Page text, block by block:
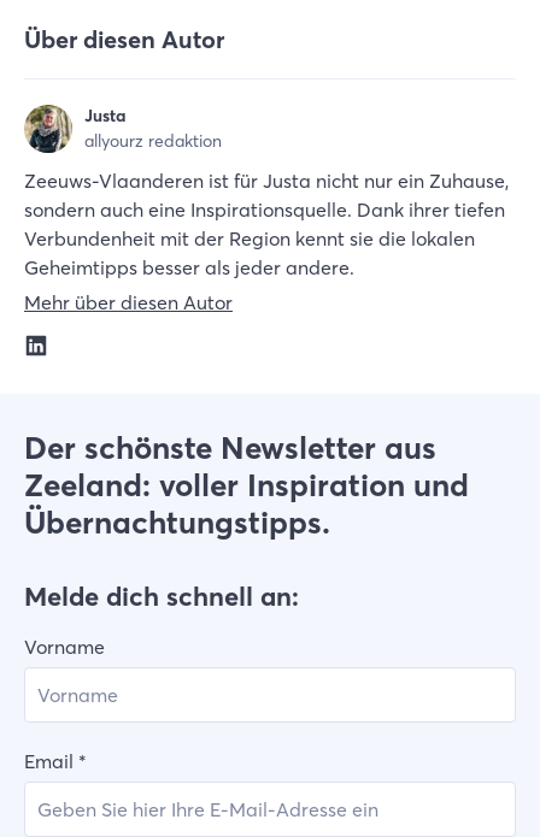
Über diesen Autor
Justa
allyourz redaktion
Zeeuws-Vlaanderen ist für Justa nicht nur ein Zuhause,
sondern auch eine Inspirationsquelle. Dank ihrer tiefen
Verbundenheit mit der Region kennt sie die lokalen
Geheimtipps besser als jeder andere.
Mehr über diesen Autor
Der schönste Newsletter aus
Zeeland: voller Inspiration und
Übernachtungstipps.
Melde dich schnell an:
Vorname
Email *